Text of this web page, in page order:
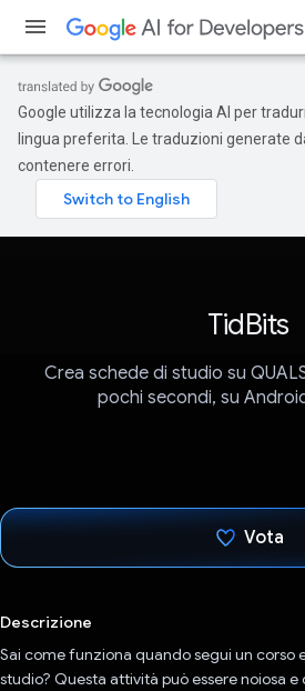
Google utilizza la tecnologia AI per
lingua preferita. Le traduzioni generate
contenere errori.
TidBits
Crea schede di studio su
pochi secondi, su
Vota
Descrizione
Sai come funziona quando segui un corso
studio? Questa attività può essere noiosa